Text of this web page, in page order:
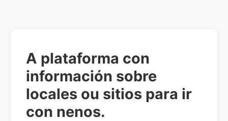
A plataforma con
información sobre
locales ou sitios para ir
con nenos.